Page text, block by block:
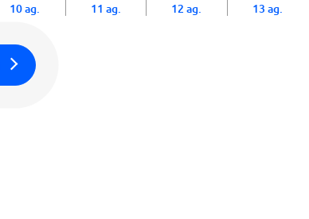
10 ag. 11 ag. 12 ag. 13 ag.